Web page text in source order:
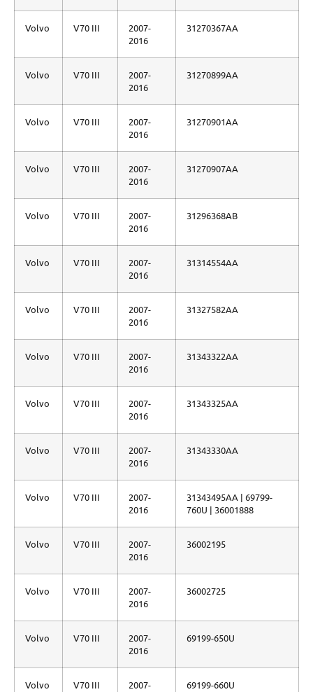
Volvo V70 III
2007-
2016
31270367AA
Volvo V70 III
2007-
2016
31270899AA
Volvo V70 III
2007-
2016
31270901AA
Volvo V70 III
2007-
2016
31270907AA
Volvo V70 III
2007-
2016
31296368AB
Volvo V70 III
2007-
2016
31314554AA
Volvo V70 III
2007-
2016
31327582AA
Volvo V70 III
2007-
2016
31343322AA
Volvo V70 III
2007-
2016
31343325AA
Volvo V70 III
2007-
2016
31343330AA
Volvo V70 III
2007-
2016
31343495AA | 69799-
760U | 36001888
Volvo V70 III
2007-
2016
36002195
Volvo V70 III
2007-
2016
36002725
Volvo V70 III
2007-
2016
69199-650U
Volvo V70 III
2007-
69199-660U